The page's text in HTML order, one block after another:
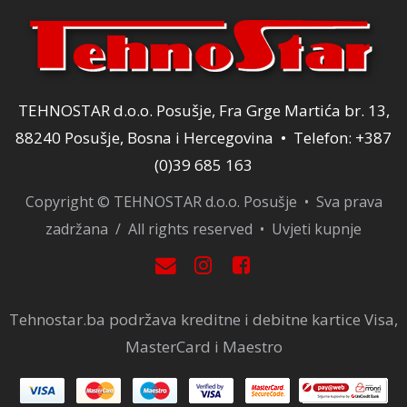
TEHNOSTAR d.o.o. Posušje, Fra Grge Martića br. 13,
88240 Posušje, Bosna i Hercegovina • Telefon: +387
(0)39 685 163
Copyright © TEHNOSTAR d.o.o. Posušje • Sva prava
zadržana / All rights reserved • Uvjeti kupnje
Tehnostar.ba podržava kreditne i debitne kartice Visa,
MasterCard i Maestro